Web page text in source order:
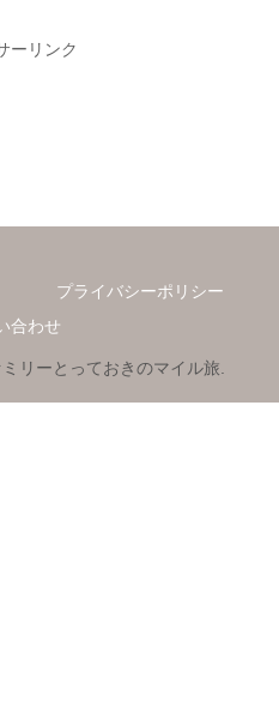
ーリンク
プライバシーポリシー
合わせ
リーとっておきのマイル旅.